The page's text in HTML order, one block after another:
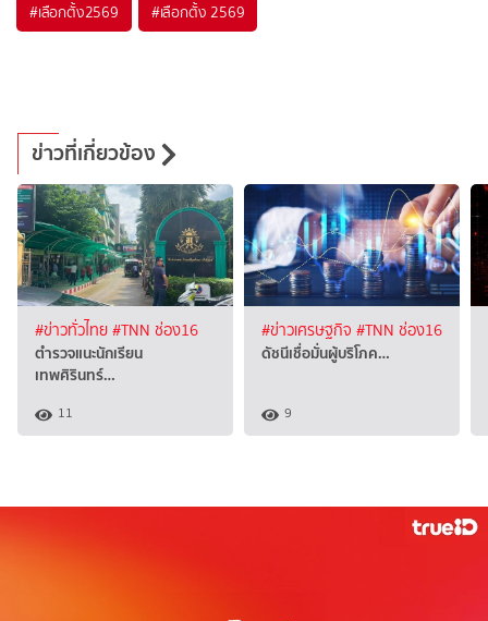
#เลือกตั้ง2569 #เลือกตั้ง 2569
ข่าวที่เกี่ยวข้อง
#ข่าวทั่วไทย#TNN ช่อง16
ตำรวจแนะนักเรียน
เทพศิรินทร์…
11
#ข่าวเศรษฐกิจ #TNN ช่อง16
ดัชนีเชื่อมั่นผู้บริโภค…
9